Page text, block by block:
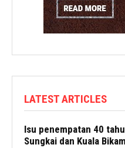
LATEST ARTICLES
Isu penempatan 40
Sungkai dan Kuala